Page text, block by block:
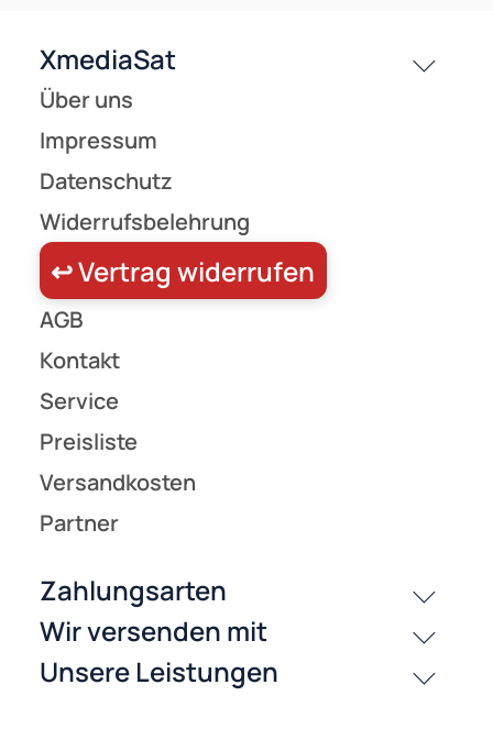
Zahlungsarten
Unsere Leistungen